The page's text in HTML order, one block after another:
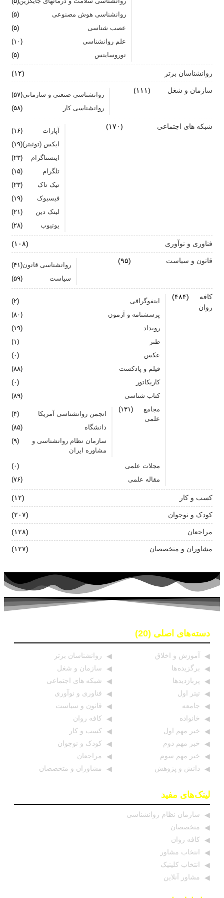
اضطراب را برای خود پر رنگ نکنید
برای بهبود سلامت روان لازم است روزانه از آن مراقبت
روانشناسی هوش مصنوعی
(۵)
عصب شناسی
(۵)
علم روانشناسی
(۱۰)
نوروساینس
(۵)
روانشناسان برتر (۱۲)
سازمان و شغل (۱۱۱)
روانشناسی صنعتی و سازمانی(۵۷)
روانشناسی کار
(۵۸)
شبکه های اجتماعی (۱۷۰)
آپارات
(۱۶)
ایکس (توئیتر)(۱۹)
اینستاگرام
(۲۳)
تلگرام
(۱۵)
تیک تاک
(۲۳)
فیسبوک
(۱۹)
لینک دین
(۲۱)
یوتیوب
(۲۸)
فناوری و نوآوری (۱۰۸)
قانون و سیاست (۹۵)
روانشناسی قانون(۴۱)
سیاست
(۵۹)
کافه
روان
(۴۸۴)
اینفوگرافی
(۲)
پرسشنامه و آزمون
(۸۰)
رویداد
(۱۹)
طنز
(۱)
عکس
(۰)
فیلم و پادکست
(۸۸)
کاریکاتور
(۰)
کتاب شناسی
(۸۹)
مجامع
علمی
(۱۳۱)
انجمن روانشناسی آمریکا
(۴)
دانشگاه
(۸۵)
سازمان نظام روانشناسی و
مشاوره ایران
(۹)
مجلات علمی
(۰)
مقاله علمی
(۷۶)
کسب و کار (۱۲)
کودک و نوجوان (۲۰۷)
مراجعان (۱۲۸)
مشاوران و متخصصان (۱۲۷)
دسته‌های اصلی (20)
آموزش و اخلاق
برگزیده ها
پربازدیدها
تیتر اول
جامعه
خانواده
خبر مهم اول
خبر مهم دوم
خبر مهم سوم
دانش و پژوهش
روانشناسان برتر
سازمان و شغل
شبکه های اجتماعی
فناوری و نوآوری
قانون و سیاست
کافه روان
کسب و کار
کودک و نوجوان
مراجعان
مشاوران و متخصصان
لینک‌های مفید
سازمان نظام روانشناسی
متخصصان
کافه روان
انتخاب مشاور
انتخاب کلینیک
مشاور آنلاین